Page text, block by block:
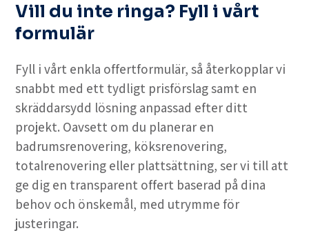
Vill du inte ringa? Fyll i vårt
formulär
Fyll i vårt enkla offertformulär, så återkopplar vi
snabbt med ett tydligt prisförslag samt en
skräddarsydd lösning anpassad efter ditt
projekt. Oavsett om du planerar en
badrumsrenovering, köksrenovering,
totalrenovering eller plattsättning, ser vi till att
ge dig en transparent offert baserad på dina
behov och önskemål, med utrymme för
justeringar.